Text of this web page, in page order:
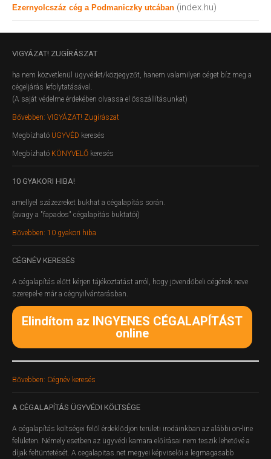
Ezernyolcszáz cég a Podmaniczky utcában (index.hu)
VIGYÁZAT! ZUGÍRÁSZAT
ha nem közvetlenül ügyvédet/közjegyzőt, hanem valamilyen céget bíz meg a
cégeljárás lefolytatásával.
(A saját védelme érdekében olvassa el összállításunkat)
Bővebben: VIGYÁZAT! Zugírászat
Megbízható ÜGYVÉD keresés
Megbízható KÖNYVELŐ keresés
10 GYAKORI HIBA!
amellyel százezreket bukhat a cégalapítás során.
(avagy a "fapados" cégalapítás buktatói)
Bővebben: 10 gyakori hiba
CÉGNÉV KERESÉS
A cégalapítás előtt kérjen tájékoztatást arról, hogy jövendőbeli cégének neve
szerepel-e már a cégnyilvántarásban.
Elindítom az INGYENES CÉGALAPÍTÁST
online
Bővebben: Cégnév keresés
A CÉGALAPÍTÁS ÜGYVÉDI KÖLTSÉGE
A cégalapítás költségei felől érdeklődjön területi irodáinkban az alábbi on-line
felületen. Némely esetben az ügyvédi kamara előírásai nem teszik lehetővé a
díjak feltüntetését. A cegalapitas.net megyei képviselői a legmagasabb